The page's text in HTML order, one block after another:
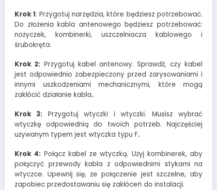
Krok 1: Przygotuj narzędzia, które będziesz potrzebować.
Do złożenia kabla antenowego będziesz potrzebować:
nożyczek, kombinerki, uszczelniacza kablowego i
śrubokręta.
Krok 2: Przygotuj kabel antenowy. Sprawdź, czy kabel
jest odpowiednio zabezpieczony przed zarysowaniami i
innymi uszkodzeniami mechanicznymi, które mogą
zakłócić działanie kabla.
Krok 3: Przygotuj wtyczki i wtyczki. Musisz wybrać
wtyczkę odpowiednią do twoich potrzeb. Najczęściej
używanym typem jest wtyczka typu F.
Krok 4: Połącz kabel ze wtyczką. Użyj kombinerek, aby
połączyć przewody kabla z odpowiednimi stykami na
wtyczce. Upewnij się, że połączenie jest szczelne, aby
zapobiec przedostawaniu się zakłóceń do instalacji.